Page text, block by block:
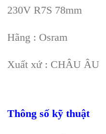
230V R7S 78mm
Hãng : Osram
Xuất xứ : CHÂU ÂU
Thông số kỹ thuật